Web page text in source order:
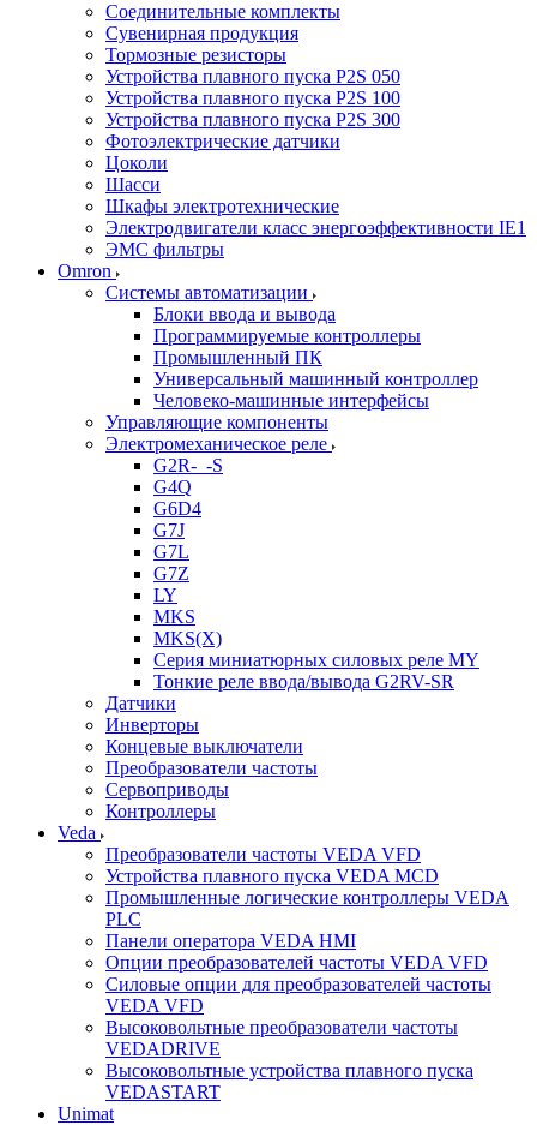
Соединительные комплекты
Сувенирная продукция
Тормозные резисторы
Устройства плавного пуска P2S 050
Устройства плавного пуска P2S 100
Устройства плавного пуска P2S 300
Фотоэлектрические датчики
Цоколи
Шасси
Шкафы электротехнические
Электродвигатели класс энергоэффективности IE1
ЭМС фильтры
Omron
Системы автоматизации
Блоки ввода и вывода
Программируемые контроллеры
Промышленный ПК
Универсальный машинный контроллер
Человеко-машинные интерфейсы
Управляющие компоненты
Электромеханическое реле
G2R-_-S
G4Q
G6D4
G7J
G7L
G7Z
LY
MKS
MKS(X)
Серия миниатюрных силовых реле MY
Тонкие реле ввода/вывода G2RV-SR
Датчики
Инверторы
Концевые выключатели
Преобразователи частоты
Сервоприводы
Контроллеры
Veda
Преобразователи частоты VEDA VFD
Устройства плавного пуска VEDA MCD
Промышленные логические контроллеры VEDA
PLC
Панели оператора VEDA HMI
Опции преобразователей частоты VEDA VFD
Силовые опции для преобразователей частоты
VEDA VFD
Высоковольтные преобразователи частоты
VEDADRIVE
Высоковольтные устройства плавного пуска
VEDASTART
Unimat